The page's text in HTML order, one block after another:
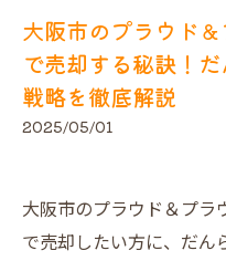
大阪市のプラウド
で売却する秘訣！
戦略を徹底解説
2025/05/01
大阪市のプラウド＆プ
で売却したい方に、だん